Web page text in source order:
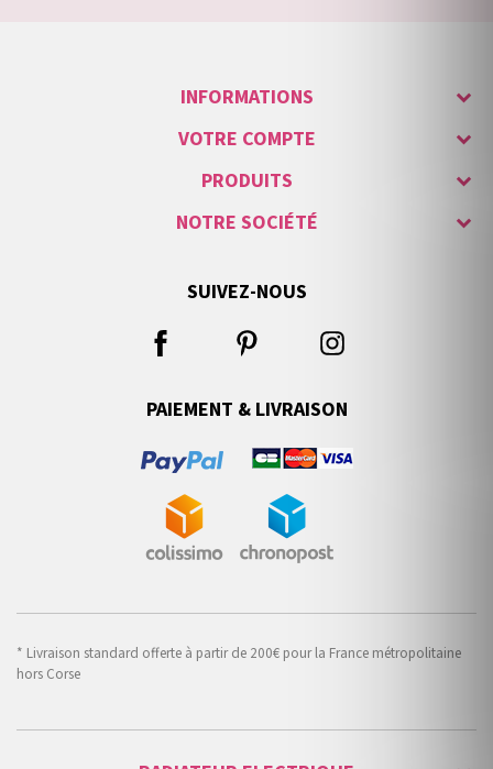
INFORMATIONS
VOTRE COMPTE
PRODUITS
NOTRE SOCIÉTÉ
SUIVEZ-NOUS
PAIEMENT & LIVRAISON
* Livraison standard offerte à partir de 200€ pour la France métropolitaine
hors Corse